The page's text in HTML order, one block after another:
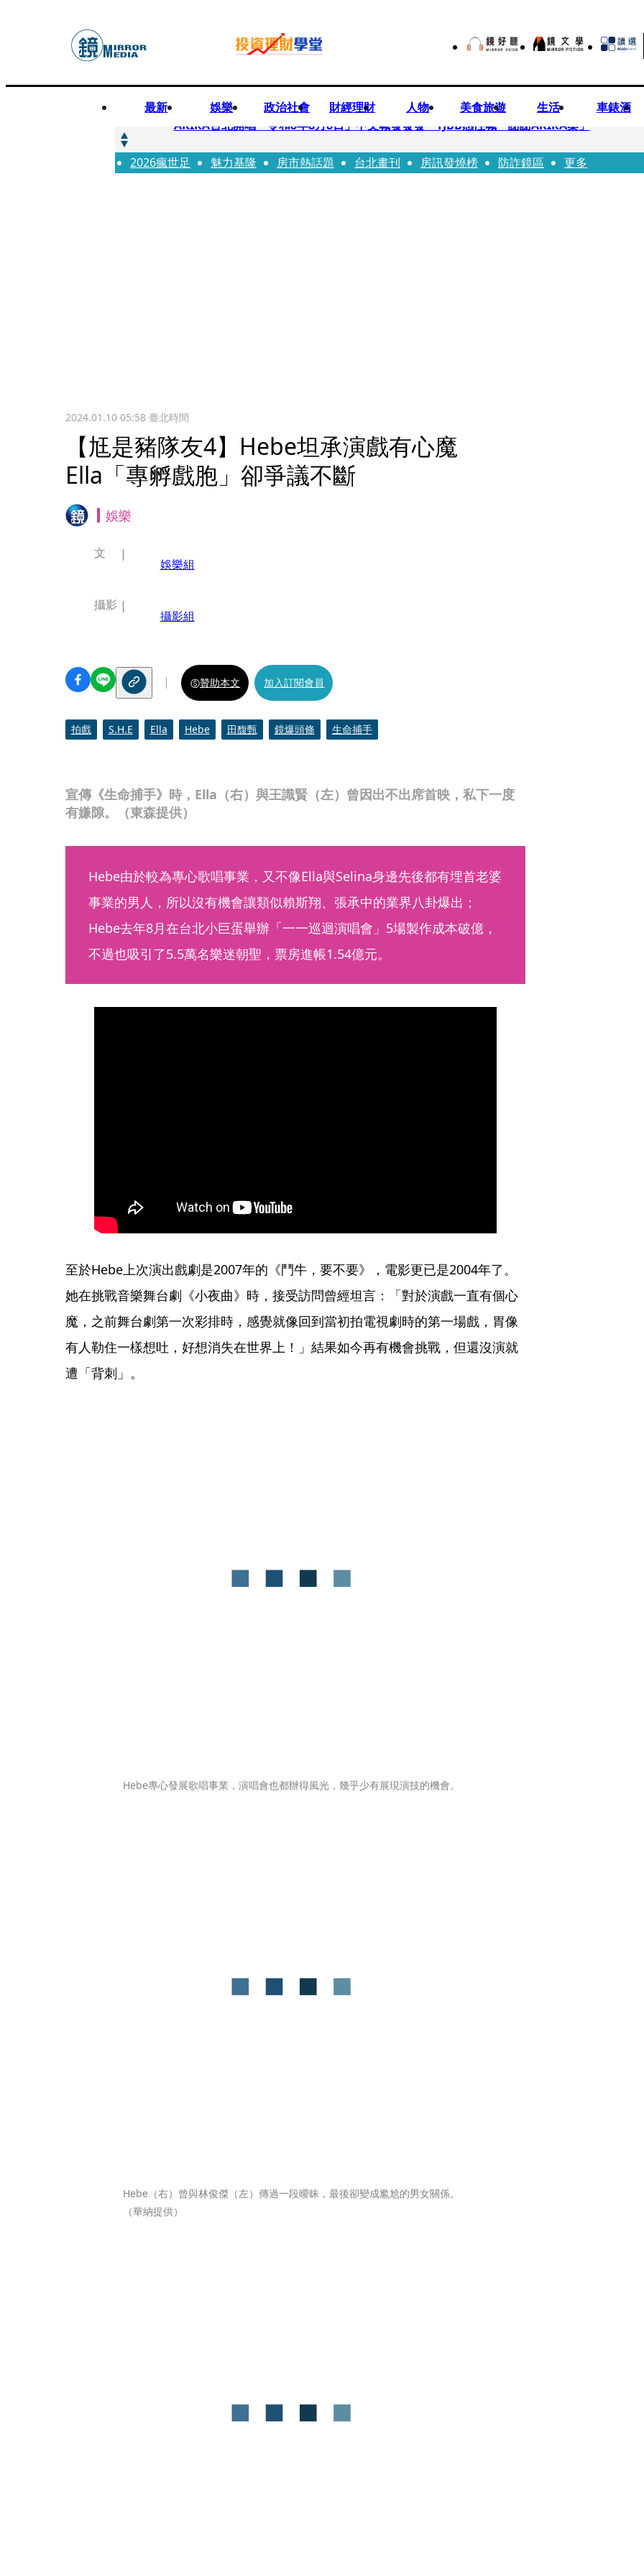
最新 娛樂 政治社會 財經理財 人物 美食旅遊 生活 車錶酒
快訊
AKIRA台北開唱「令和8年8月8日」中文喊發發發 TJBB感性喊「謝謝AKIRA桑」
快訊
台灣新冠期間沒疫苗可打？ 律師列3款嗆：陳時中唯一擋的叫科興
2026瘋世足 魅力基隆 房市熱話題 台北畫刊 房訊發燒榜 防詐鏡區 更多
2024.01.10 05:58臺北時間
【尪是豬隊友4】Hebe坦承演戲有心魔
Ella「專孵戲胞」卻爭議不斷
娛樂
宣傳《生命捕手》時，Ella（右）與王識賢（左）曾因出不出席首映，私下一度
有嫌隙。（東森提供）
文
娛樂組
攝影
攝影組
贊助本文 加入訂閱會員
拍戲 S.H.E Ella Hebe 田馥甄 鏡爆頭條 生命捕手
Hebe由於較為專心歌唱事業，又不像Ella與Selina身邊先後都有埋首老婆
事業的男人，所以沒有機會讓類似賴斯翔、張承中的業界八卦爆出；
Hebe去年8月在台北小巨蛋舉辦「一一巡迴演唱會」5場製作成本破億，
不過也吸引了5.5萬名樂迷朝聖，票房進帳1.54億元。
至於Hebe上次演出戲劇是2007年的《鬥牛，要不要》，電影更已是2004年了。
她在挑戰音樂舞台劇《小夜曲》時，接受訪問曾經坦言：「對於演戲一直有個心
魔，之前舞台劇第一次彩排時，感覺就像回到當初拍電視劇時的第一場戲，胃像
有人勒住一樣想吐，好想消失在世界上！」結果如今再有機會挑戰，但還沒演就
遭「背刺」。
Hebe專心發展歌唱事業，演唱會也都辦得風光，幾乎少有展現演技的機會。
Hebe（右）曾與林俊傑（左）傳過一段曖昧，最後卻變成尷尬的男女關係。
（華納提供）